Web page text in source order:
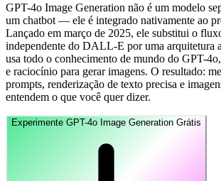
GPT-4o Image Generation não é um modelo
um chatbot — ele é integrado nativamente ao
Lançado em março de 2025, ele substitui o
independente do DALL-E por uma arquitetura
usa todo o conhecimento de mundo do GPT-
e raciocínio para gerar imagens. O resultado:
prompts, renderização de texto precisa e
entendem o que você quer dizer.
Experimente GPT-4o Image Generation Grátis